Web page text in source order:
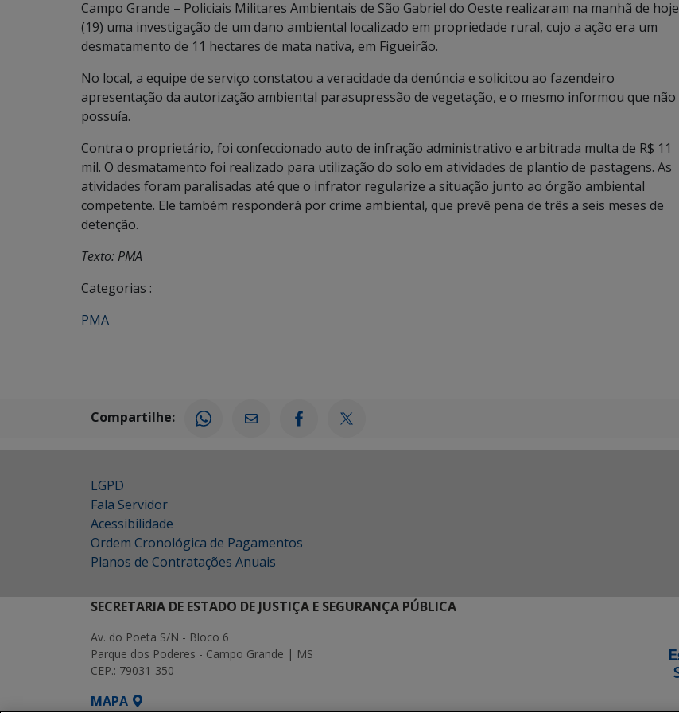
Campo Grande – Policiais Militares Ambientais de São Gabriel do Oeste realizaram na manhã de hoje
(19) uma investigação de um dano ambiental localizado em propriedade rural, cujo a ação era um
desmatamento de 11 hectares de mata nativa, em Figueirão.
No local, a equipe de serviço constatou a veracidade da denúncia e solicitou ao fazendeiro
apresentação da autorização ambiental parasupressão de vegetação, e o mesmo informou que não
possuía.
Contra o proprietário, foi confeccionado auto de infração administrativo e arbitrada multa de R$ 11
mil. O desmatamento foi realizado para utilização do solo em atividades de plantio de pastagens. As
atividades foram paralisadas até que o infrator regularize a situação junto ao órgão ambiental
competente. Ele também responderá por crime ambiental, que prevê pena de três a seis meses de
detenção.
Texto: PMA
Categorias :
PMA
Compartilhe:
LGPD
Fala Servidor
Acessibilidade
Ordem Cronológica de Pagamentos
Planos de Contratações Anuais
SECRETARIA DE ESTADO DE JUSTIÇA E SEGURANÇA PÚBLICA
Av. do Poeta S/N - Bloco 6
Parque dos Poderes - Campo Grande | MS
CEP.: 79031-350
MAPA